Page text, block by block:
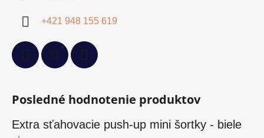
+421 948 155 619
Posledné hodnotenie produktov
Extra sťahovacie push-up mini šortky - biele